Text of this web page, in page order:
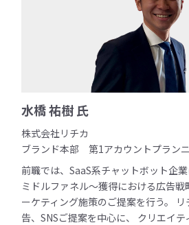
水橋 祐樹 氏
株式会社リチカ
ブランド本部 第1アカウントプラン
前職では、SaaS系チャットボット企業
ミドルファネル〜獲得における広告
ーケティング施策のご提案を行う。
告、SNSご提案を中心に、 クリエイ